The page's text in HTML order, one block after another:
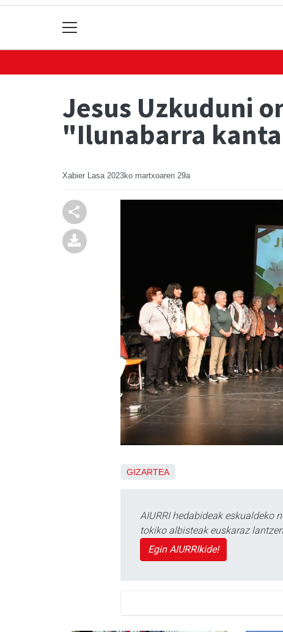
Jesus Uzkuduni
"Ilunabarra
Xabier Lasa 2023ko martxoaren 29a
GIZARTEA
AIURRI hedabideak eskualdeko
tokiko albisteak euskaraz
Egin AIURRIkide!